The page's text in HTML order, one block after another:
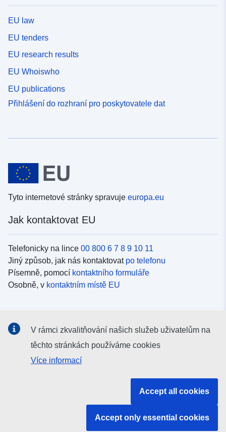
EU law
EU tenders
EU research results
EU Whoiswho
EU publications
Přihlášení do rozhraní pro poskytovatele dat
Tyto internetové stránky spravuje europa.eu
Jak kontaktovat EU
Telefonicky na lince 00 800 6 7 8 9 10 11
Jiný způsob, jak nás kontaktovat po telefonu
Písemně, pomocí kontaktního formuláře
Osobně, v kontaktním místě EU
Vyhledávání informačních kanálů EU vsociálních médiích
V rámci zkvalitňování našich služeb uživatelům na
těchto stránkách používáme cookies
Více informací
Accept all cookies
Accept only essential cookies